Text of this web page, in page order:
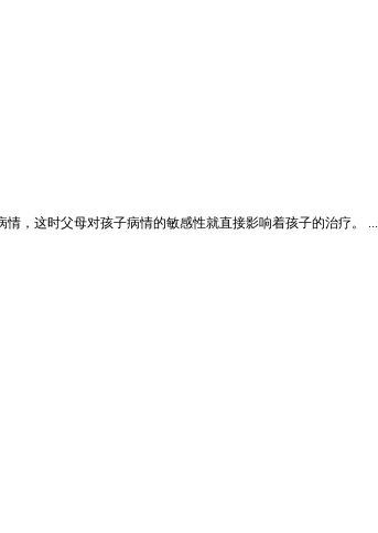
，这时父母对孩子病情的敏感性就直接影响着孩子的治疗。 ...